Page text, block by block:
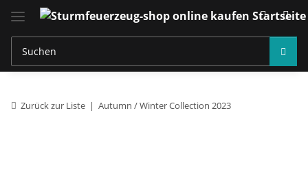
Zurück zur Liste Autumn / Winter Collection 2023